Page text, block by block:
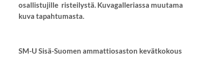
osallistujille risteilystä. Kuvagalleriassa muutama
kuva tapahtumasta.
SM-U Sisä-Suomen ammattiosaston kevätkokous